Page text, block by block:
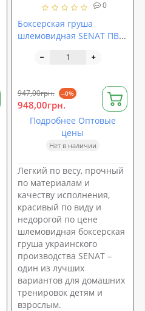
0
Боксерская груша
шлемовидная SENAT ПВХ,
947,00грн. --0%
948,00грн.
Подробнее Оптовые
цены
Нет в наличии
Легкий по весу, прочный
по материалам и
качеству исполнения,
красивый по виду и
недорогой по цене
шлемовидная боксерская
груша украинского
производства SENAT –
один из лучших
вариантов для домашних
тренировок детям и
взрослым.